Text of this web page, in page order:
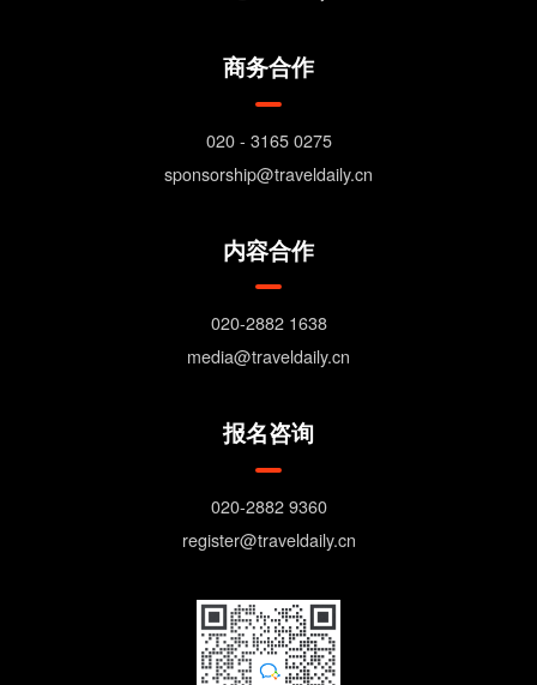
商务合作
020 - 3165 0275
sponsorship@traveldaily.cn
内容合作
020-2882 1638
media@traveldaily.cn
报名咨询
020-2882 9360
register@traveldaily.cn